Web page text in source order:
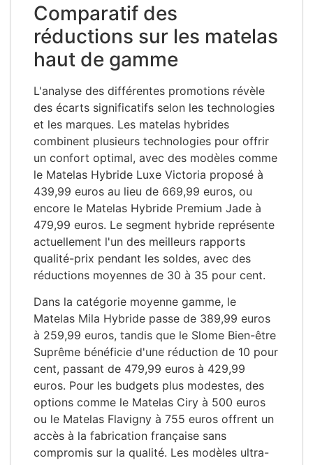
Comparatif des
réductions sur les matelas
haut de gamme
L'analyse des différentes promotions révèle
des écarts significatifs selon les technologies
et les marques. Les matelas hybrides
combinent plusieurs technologies pour offrir
un confort optimal, avec des modèles comme
le Matelas Hybride Luxe Victoria proposé à
439,99 euros au lieu de 669,99 euros, ou
encore le Matelas Hybride Premium Jade à
479,99 euros. Le segment hybride représente
actuellement l'un des meilleurs rapports
qualité-prix pendant les soldes, avec des
réductions moyennes de 30 à 35 pour cent.
Dans la catégorie moyenne gamme, le
Matelas Mila Hybride passe de 389,99 euros
à 259,99 euros, tandis que le Slome Bien-être
Suprême bénéficie d'une réduction de 10 pour
cent, passant de 479,99 euros à 429,99
euros. Pour les budgets plus modestes, des
options comme le Matelas Ciry à 500 euros
ou le Matelas Flavigny à 755 euros offrent un
accès à la fabrication française sans
compromis sur la qualité. Les modèles ultra-